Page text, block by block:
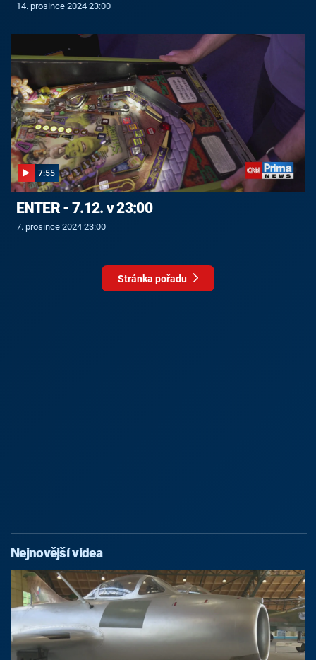
14. prosince 2024 23:00
7:55
ENTER - 7.12. v 23:00
7. prosince 2024 23:00
Stránka pořadu
Nejnovější videa